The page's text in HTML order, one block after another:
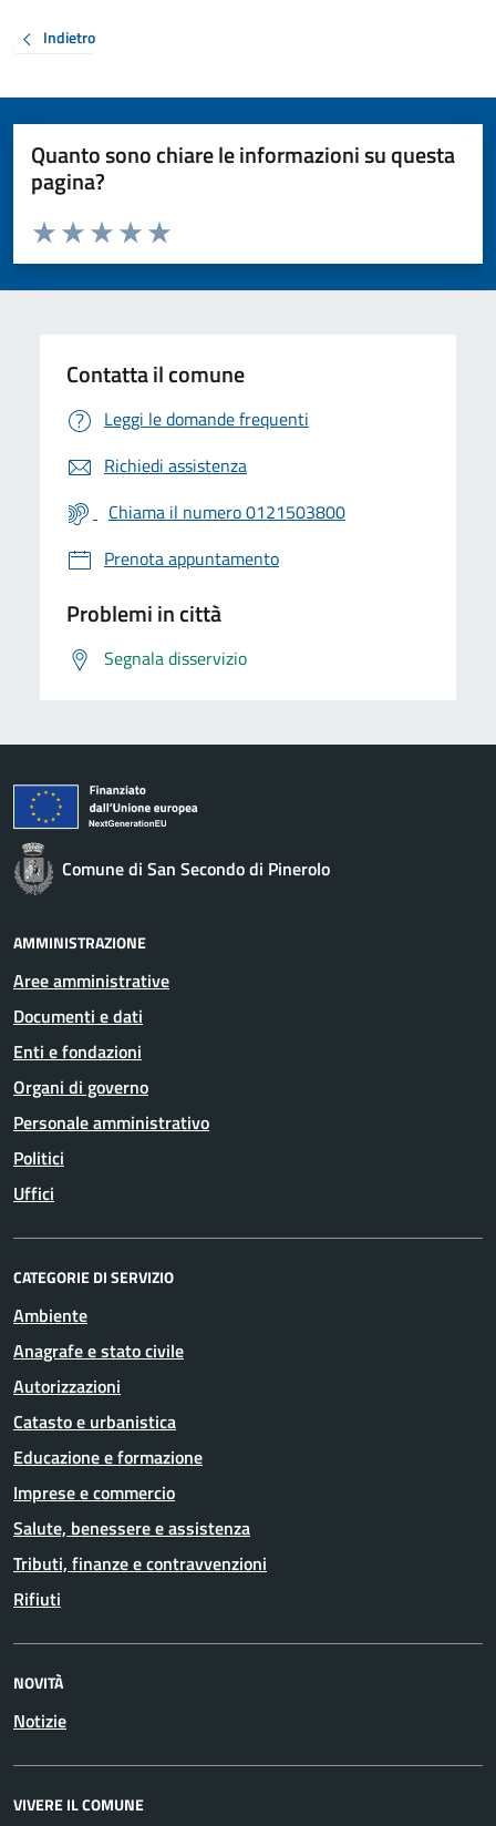
Indietro
Quanto sono chiare le informazioni su questa
pagina?
Valuta da 1 a 5 stelle la pagina
Valuta 5 stelle su 5
Valuta 4 stelle su 5
Valuta 3 stelle su 5
Valuta 2 stelle su 5
Valuta 1 stelle su 5
Contatta il comune
Leggi le domande frequenti
Richiedi assistenza
Chiama il numero 0121503800
Prenota appuntamento
Problemi in città
Segnala disservizio
Comune di San Secondo di Pinerolo
AMMINISTRAZIONE
Aree amministrative
Documenti e dati
Enti e fondazioni
Organi di governo
Personale amministrativo
Politici
Uffici
CATEGORIE DI SERVIZIO
Ambiente
Anagrafe e stato civile
Autorizzazioni
Catasto e urbanistica
Educazione e formazione
Imprese e commercio
Salute, benessere e assistenza
Tributi, finanze e contravvenzioni
Rifiuti
NOVITÀ
Notizie
VIVERE IL COMUNE